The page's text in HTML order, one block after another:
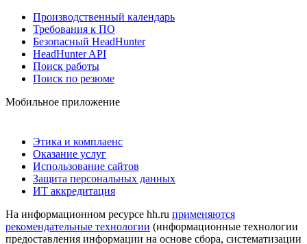
Производственный календарь
Требования к ПО
Безопасный HeadHunter
HeadHunter API
Поиск работы
Поиск по резюме
Мобильное приложение
Этика и комплаенс
Оказание услуг
Использование сайтов
Защита персональных данных
ИТ аккредитация
На информационном ресурсе hh.ru применяются
рекомендательные технологии (информационные технологии
предоставления информации на основе сбора, систематизации